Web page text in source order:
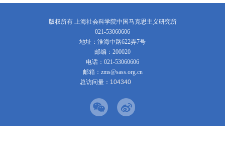
版权所有 上海社会科学院中国马克思主义研究所
021-53060606
地址：淮海中路622弄7号
邮编：200020
电话：021-53060606
邮箱：zms@sass.org.cn
总访问量： 104340